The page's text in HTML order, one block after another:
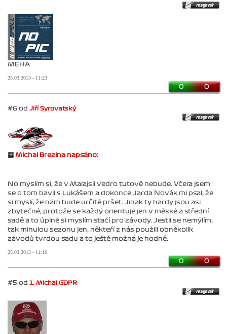
MEHA
25.03.2013 - 11:23
0 0
#6 od Jiří Syrovatský
Michal Brezina napsáno:
No myslím si, že v Malajsii vedro tutově nebude. Včera jsem
se o tom bavil s Lukášem a dokonce Jarda Novák mi psal, že
si myslí, že nám bude určitě pršet. Jinak ty hardy jsou asi
zbytečné, protože se každý orientuje jen v měkké a střední
sadě a to úplně si myslím stačí pro závody. Jestli se nemýlím,
tak minulou sezonu jen, někteří z nás použili obněkolik
závodů tvrdou sadu a to ještě možná je hodně.
25.03.2013 - 11:16
0 0
#5 od 1. Michal GDPR